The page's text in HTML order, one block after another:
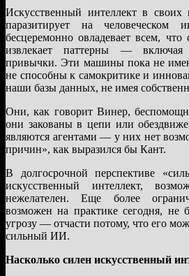
Искусственный интеллект в
паразитирует на человеческом
бесцеремонно овладевает всем,
извлекает паттерны —
привычки. Эти машины пока не
не способны к самокритике и
наши базы данных, не имея
Они, как говорит Винер,
они закованы в цепи или
являются агентами — у них нет
причин», как выразился бы Кант.
В долгосрочной перспективе
искусственный интеллект,
нежелателен. Еще более
возможен на практике сегодня, не
угрозу — отчасти потому, что его
сильный ИИ.
Насколько силен искусственный